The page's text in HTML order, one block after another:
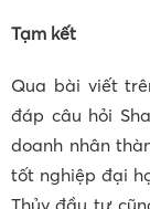
Tạm kết
Qua bài viết
đáp câu hỏi
doanh nhân
tốt nghiệp đại
Thủy đầu tư